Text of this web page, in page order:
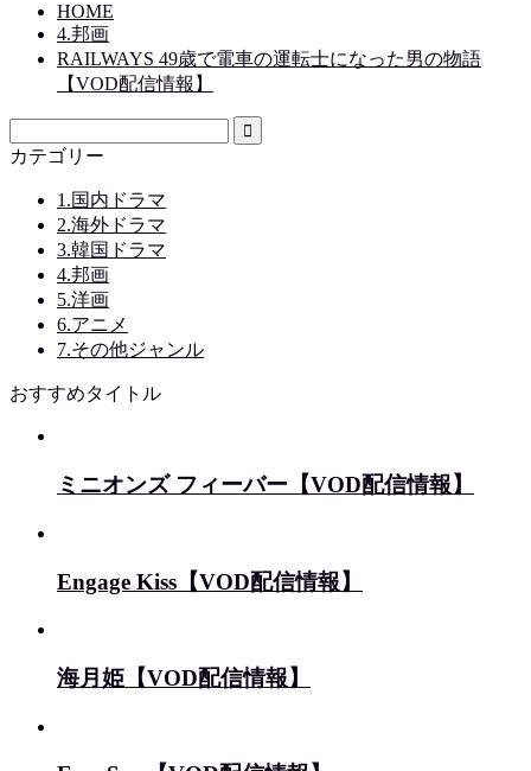
HOME
4.邦画
RAILWAYS 49歳で電車の運転士になった男の物語
【VOD配信情報】
カテゴリー
1.国内ドラマ
2.海外ドラマ
3.韓国ドラマ
4.邦画
5.洋画
6.アニメ
7.その他ジャンル
おすすめタイトル
ミニオンズ フィーバー【VOD配信情報】
Engage Kiss【VOD配信情報】
海月姫【VOD配信情報】